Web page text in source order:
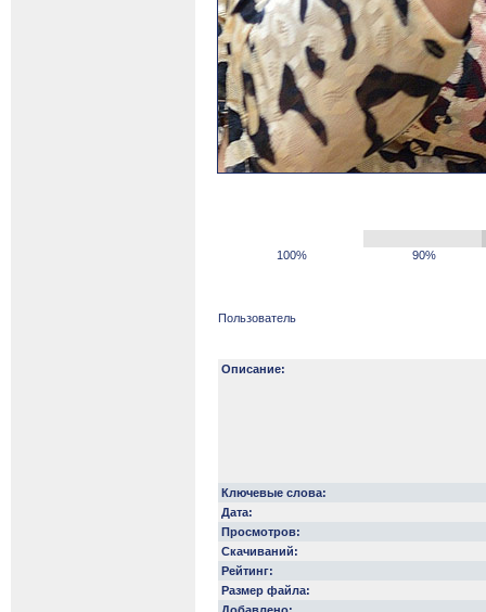
100% 90%
Пользователь
Описание:
Ключевые слова:
Дата:
Просмотров:
Скачиваний:
Рейтинг:
Размер файла: